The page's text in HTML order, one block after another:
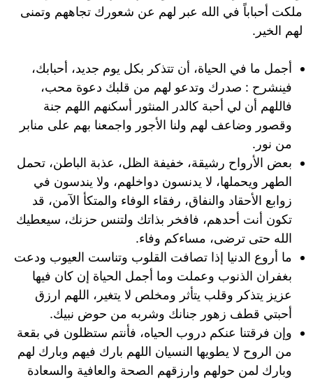
ملكت أحباباً في الله عبر لهم عن شعورك تجاههم وتمنى
لهم الخير.
أجمل ما في الحياة، أن تتذكر بكل يوم جديد، أحبابك،
فينشرح : صدرك وتدعو لهم من قلبك دعوة محب،
فاللهم أن لي أحبة كالدر المنثور أسكنهم اللهم جنة
وقصور وضاعف لهم ولنا الأجور واجمعنا بهم على منابر
من نور.
بعض الأرواح رشيقة، خفيفة الظل، عذبة الباطن، تحمل
الطهر ويحملها، لا يدنسون دواخلهم، ولا يندسون في
زوابع الأحقاد والنفاق، رفقاء الوفاء والمتكأ الآمن، قد
تكون أنت أحدهم، فافخر بذاتك ولتنس حزنك، سيعطيك
الله حتى ترضى، مساءكم وفاء.
ما أروع الدنيا إذا تصافت القلوب وتناست العيوب ودعت
بغفران الذنوب وعملت وما أجمل الحياة إن كان فيها
عزيز يتذكر وقلب يتأثر ومخلص لا يتغير، اللهم ارزق
أحبتي قطف زهور جنانك وشربه من حوض نبيك.
وإن فرقتنا عنكم دروب الحياه، فأنتم ستظلون في بقعة
من الروح لا يطويها النسيان اللهم بارك فيهم وبارك لهم
وبارك لمن حولهم وارزقهم الصحة والعافية والسعادة